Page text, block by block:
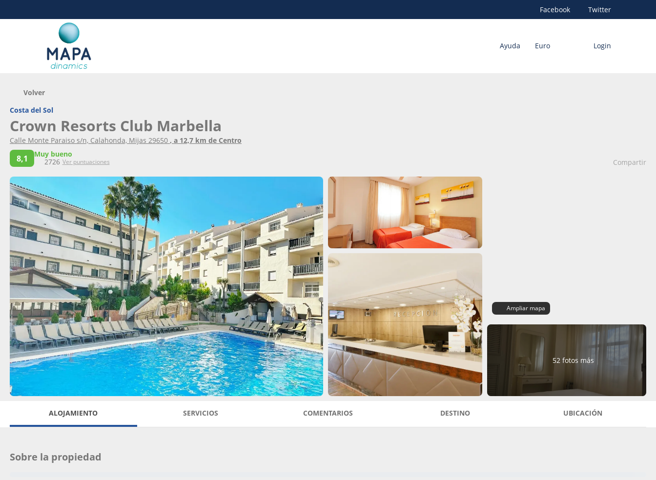
Facebook Twitter
Ayuda Euro Login
Volver
Costa del Sol
Crown Resorts Club Marbella
Calle Monte Paraiso s/n, Calahonda, Mijas 29650 , a 12,7 km de Centro
8,1
Muy bueno
2726 Ver puntuaciones Compartir
Ampliar mapa
52 fotos más
ALOJAMIENTO SERVICIOS COMENTARIOS DESTINO UBICACIÓN
Sobre la propiedad